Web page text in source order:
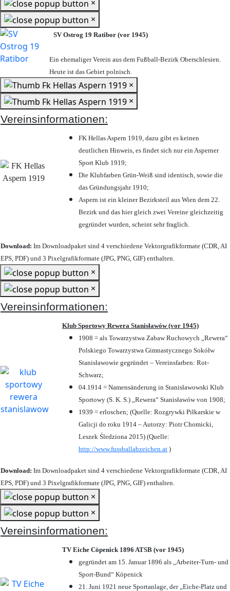
×
×
SV Ostrog 19 Ratibor (vor 1945)
Ein ehemaliger Verein aus dem Fußball-Bezirk Oberschlesien.
Heute ist das Gebiet polnisch.
×
×
Vereinsinformationen:
FK Hellas Aspern 1919, dazu gibt es keinen
deutlichen Hinweis, es findet sich nur ein Asperner
Sport Klub 1919;
Die Klubfarben Grün-Weiß sind identisch, sowie die
das Gründungsjahr 1910;
Aspern ist ein kleiner Bezirksteil aus Wien dem 22.
Bezirk und das hier gleich zwei Vereine gleichzeitig
gegründet wurden, scheint sehr fraglich.
Download: Im Downloadpaket sind 4 verschiedene Vektorgrafikformate (CDR, AI
EPS, PDF) und 3 Pixelgrafikformate (JPG, PNG, GIF) enthalten.
×
×
Vereinsinformationen:
Klub Sportowy Rewera Stanisławów (vor 1945)
1908 = als Towarzystwa Zabaw Ruchowych „Rewera“
Polskiego Towarzystwa Gimnastycznego Sokółw
Stanisławowie gegründet – Vereinsfarben: Rot-
Schwarz;
04.1914 = Namensänderung in Stanisławowski Klub
Sportowy (S. K. S.) „Rewera“ Stanisławów von 1908;
1939 = erloschen; (Quelle: Rozgrywki Piłkarskie w
Galicji do roku 1914 – Autorzy: Piotr Chomicki,
Leszek Śledziona 2015) (Quelle:
http://www.fussballabzeichen.at )
Download: Im Downloadpaket sind 4 verschiedene Vektorgrafikformate (CDR, AI
EPS, PDF) und 3 Pixelgrafikformate (JPG, PNG, GIF) enthalten.
×
×
Vereinsinformationen:
TV Eiche Cöpenick 1896 ATSB (vor 1945)
gegründet am 15. Januar 1896 als „Arbeiter-Turn- und
Sport-Bund“ Köpenick
21. Juni 1921 neue Sportanlage, der „Eiche-Platz und